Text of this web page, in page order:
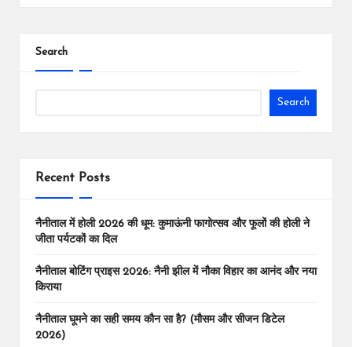
Search
Search
Recent Posts
नैनीताल में होली 2026 की धूम: कुमाऊंनी फागोत्सव और फूलों की होली ने
जीता पर्यटकों का दिल
नैनीताल बोटिंग प्राइस 2026: नैनी झील में नौका विहार का आनंद और नया
किराया
नैनीताल घूमने का सही समय कौन सा है? (मौसम और सीजन डिटेल
2026)